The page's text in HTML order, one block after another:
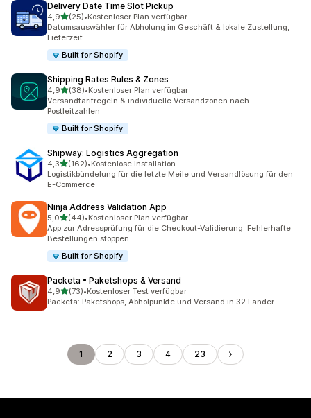
Delivery Date Time Slot Pickup
4,9von 5 Sternen
(25)
25 Rezensionen insgesamt
•Kostenloser Plan verfügbar
Datumsauswähler für Abholung im Geschäft & lokale Zustellung,
Lieferzeit
Built for Shopify
Shipping Rates Rules & Zones
4,9von 5 Sternen
(38)
38 Rezensionen insgesamt
•Kostenloser Plan verfügbar
Versandtarifregeln & individuelle Versandzonen nach
Postleitzahlen
Built for Shopify
Shipway: Logistics Aggregation
4,3von 5 Sternen
(162)
162 Rezensionen insgesamt
•Kostenlose Installation
Logistikbündelung für die letzte Meile und Versandlösung für den
E-Commerce
Ninja Address Validation App
5,0von 5 Sternen
(44)
44 Rezensionen insgesamt
•Kostenloser Plan verfügbar
App zur Adressprüfung für die Checkout-Validierung. Fehlerhafte
Bestellungen stoppen
Built for Shopify
Packeta • Paketshops & Versand
4,9von 5 Sternen
(73)
73 Rezensionen insgesamt
•Kostenloser Test verfügbar
Packeta: Paketshops, Abholpunkte und Versand in 32 Länder.
1 2 3 4 23